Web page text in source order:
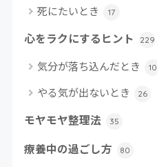
死にたいとき 17
心をラクにするヒント 229
気分が落ち込んだとき 10
やる気が出ないとき 26
モヤモヤ整理法 35
療養中の過ごし方 80